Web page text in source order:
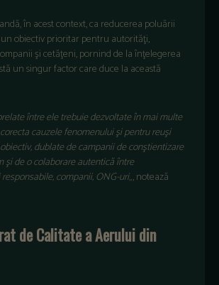
în acest context, ca reducerea poluării
obiectiv prioritar pentru autorităţi,
şi cetăţeni, pornind de la înţelegerea
un singur factor care duce la această
între ele trebuie dezvoltate în mai multe
cauzele fenomenului şi pentru reuşi
dublate de campanii de conştientizare
şi de o colaborare autentică între
companii, ONG-uri„, notează
de Calitate a Aerului din